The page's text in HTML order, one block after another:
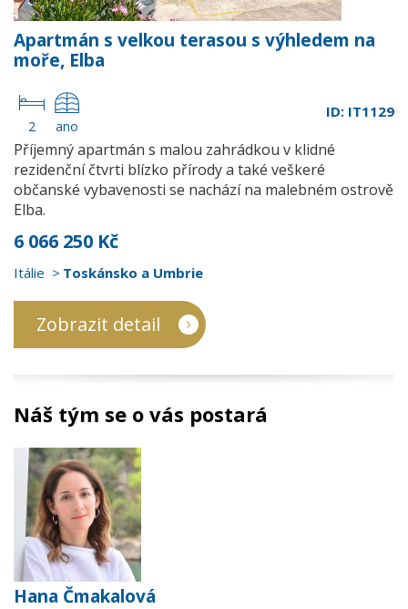
Apartmán s velkou terasou s výhledem na
moře, Elba
2 ano
ID: IT1129
Příjemný apartmán s malou zahrádkou v klidné
rezidenční čtvrti blízko přírody a také veškeré
občanské vybavenosti se nachází na malebném ostrově
Elba.
6 066 250 Kč
Itálie Toskánsko a Umbrie
Zobrazit detail
Náš tým se o vás postará
Hana Čmakalová